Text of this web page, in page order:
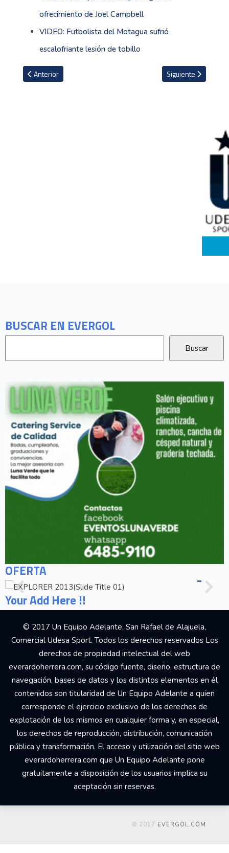
BUSCAR EN EVERGOL
OFERTA
Your Add Here !!
ofrecimiento de Joel Campbell
VIDEO: Futbolista del Motagua sufrió
escalofriante lesión de tobillo
Artículo anterior: Amistoso entre La Sele y Colombia cambia de
Anterior Artículo siguiente:
Siguiente
© 2017 Un Equipo Adelante, San Rafael de Alajuela,
Comercial Udesa Sport. Todos los derechos reservados Los
derechos de propiedad intelectual del web
everardoherrera.com, su código fuente, diseño, estructura de
navegación, bases de datos y los distintos elementos en él
contenidos son titularidad de Un Equipo Adelante a quien
corresponde el ejercicio exclusivo de los derechos de
explotación de los mismos en cualquier forma y, en especial,
los derechos de reproducción, distribución, comunicación
pública y transformación. El acceso y utilización del sitio web
everardoherrera.com que Un Equipo Adelante pone
gratuitamente a disposición de los usuarios implica su
aceptación sin reservas.
© 2017 EVERGOL.COM